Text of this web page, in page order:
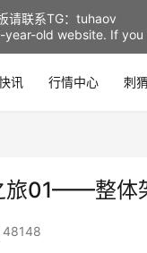
讯 行情中心 刺
旅01——整体
48148
请联系TG：tuhaov
old website. If